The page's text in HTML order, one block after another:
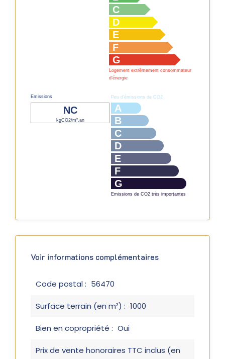
C
D
E
F
G
Logement extrêmement consommateur
d’énergie
Emissions
NC
kgCO2/m².an
Peu d’émissions de CO2
A
B
C
D
E
F
G
Emissions de CO2 très importantes
Voir informations complémentaires
Code postal : 56470
Surface terrain (en m²) : 1000
Bien en copropriété : Oui
Prix de vente honoraires TTC inclus (en